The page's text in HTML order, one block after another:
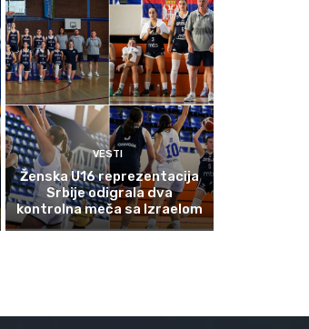
VESTI
Ženska U16 reprezentacija
Srbije odigrala dva
kontrolna meča sa Izraelom